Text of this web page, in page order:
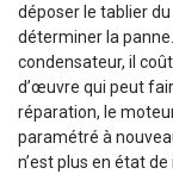
déposer le tablier
déterminer la
condensateur, il
d’œuvre qui peut
réparation, le
paramétré à
n’est plus en état